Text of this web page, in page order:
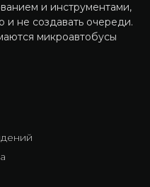
и инструментами,
и не создавать очереди.
микроавтобусы